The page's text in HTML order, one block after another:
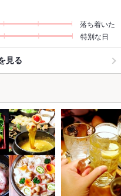
落ち着いた
特別な日
見る